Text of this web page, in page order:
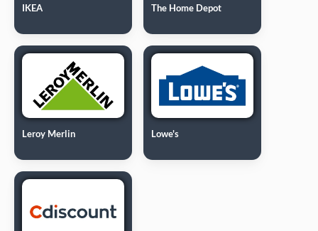
IKEA The Home Depot
Leroy Merlin Lowe's